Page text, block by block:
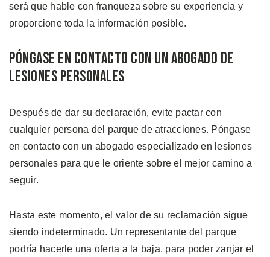
será que hable con franqueza sobre su experiencia y
proporcione toda la información posible.
Póngase en Contacto con un Abogado de
Lesiones Personales
Después de dar su declaración, evite pactar con
cualquier persona del parque de atracciones. Póngase
en contacto con un abogado especializado en lesiones
personales para que le oriente sobre el mejor camino a
seguir.
Hasta este momento, el valor de su reclamación sigue
siendo indeterminado. Un representante del parque
podría hacerle una oferta a la baja, para poder zanjar el